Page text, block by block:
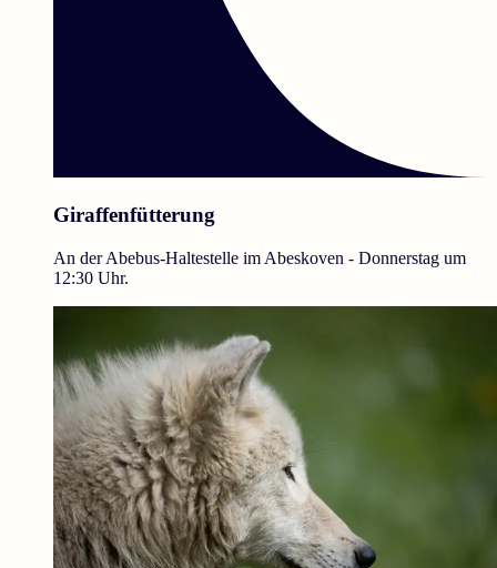
Giraffenfütterung
An der Abebus-Haltestelle im Abeskoven - Donnerstag um
12:30 Uhr.